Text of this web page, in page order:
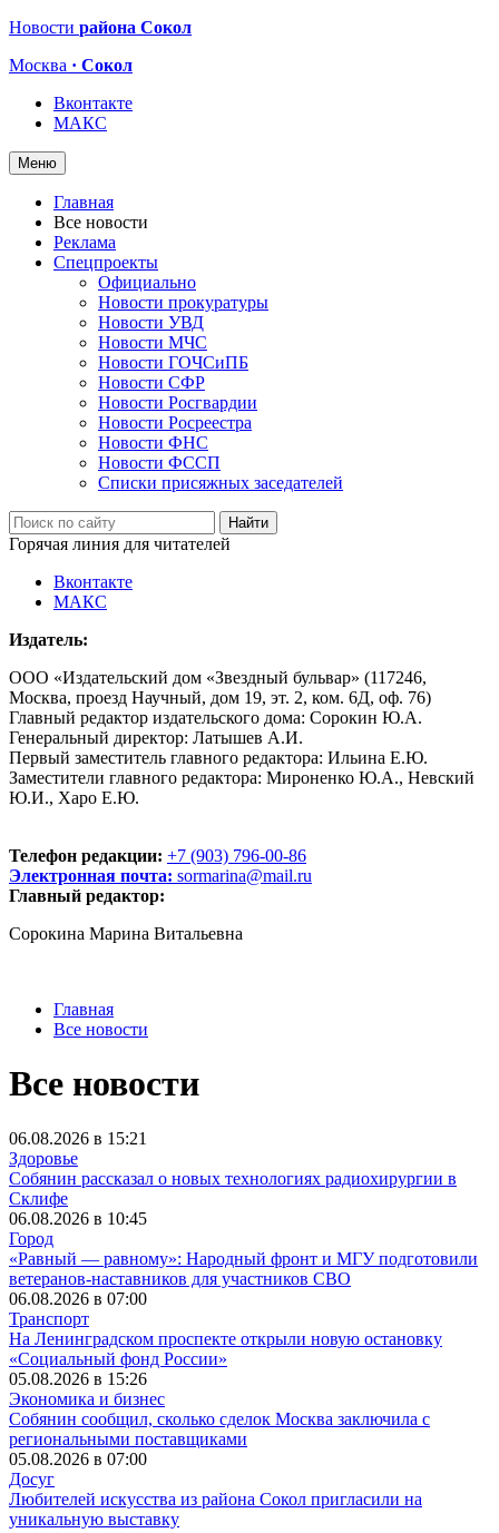
Новости района Сокол
Москва · Сокол
Вконтакте
МАКС
Меню
Главная
Все новости
Реклама
Спецпроекты
Официально
Новости прокуратуры
Новости УВД
Новости МЧС
Новости ГОЧСиПБ
Новости СФР
Новости Росгвардии
Новости Росреестра
Новости ФНС
Новости ФССП
Списки присяжных заседателей
Горячая линия для читателей
Вконтакте
МАКС
Издатель:
ООО «Издательский дом «Звездный бульвар» (117246,
Москва, проезд Научный, дом 19, эт. 2, ком. 6Д, оф. 76)
Главный редактор издательского дома: Сорокин Ю.А.
Генеральный директор: Латышев А.И.
Первый заместитель главного редактора: Ильина Е.Ю.
Заместители главного редактора: Мироненко Ю.А., Невский
Ю.И., Харо Е.Ю.
Телефон редакции: +7 (903) 796-00-86
Электронная почта: sormarina@mail.ru
Главный редактор:
Сорокина Марина Витальевна
Главная
Все новости
Все новости
06.08.2026 в 15:21
Здоровье
Собянин рассказал о новых технологиях радиохирургии в
Склифе
06.08.2026 в 10:45
Город
«Равный — равному»: Народный фронт и МГУ подготовили
ветеранов-наставников для участников СВО
06.08.2026 в 07:00
Транспорт
На Ленинградском проспекте открыли новую остановку
«Социальный фонд России»
05.08.2026 в 15:26
Экономика и бизнес
Собянин сообщил, сколько сделок Москва заключила с
региональными поставщиками
05.08.2026 в 07:00
Досуг
Любителей искусства из района Сокол пригласили на
уникальную выставку